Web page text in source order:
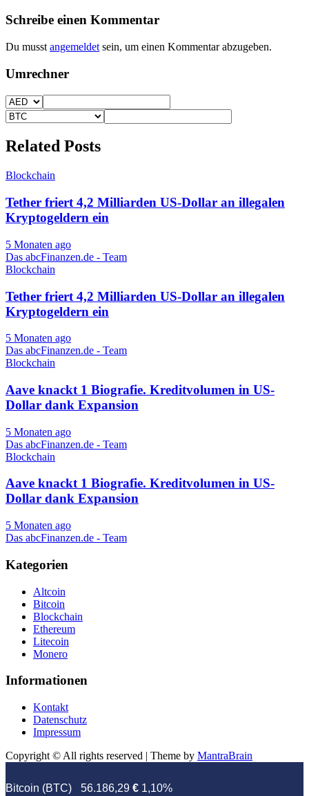
Schreibe einen Kommentar
Du musst angemeldet sein, um einen Kommentar abzugeben.
Umrechner
Related Posts
Blockchain
Tether friert 4,2 Milliarden US-Dollar an illegalen
Kryptogeldern ein
5 Monaten ago
Das abcFinanzen.de - Team
Blockchain
Tether friert 4,2 Milliarden US-Dollar an illegalen
Kryptogeldern ein
5 Monaten ago
Das abcFinanzen.de - Team
Blockchain
Aave knackt 1 Biografie. Kreditvolumen in US-
Dollar dank Expansion
5 Monaten ago
Das abcFinanzen.de - Team
Blockchain
Aave knackt 1 Biografie. Kreditvolumen in US-
Dollar dank Expansion
5 Monaten ago
Das abcFinanzen.de - Team
Kategorien
Altcoin
Bitcoin
Blockchain
Ethereum
Litecoin
Monero
Informationen
Kontakt
Datenschutz
Impressum
Copyright © All rights reserved | Theme by MantraBrain
Bitcoin (BTC) 56.186,29 € 1,10%